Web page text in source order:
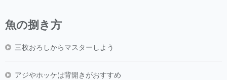
魚の捌き方
三枚おろしからマスターしよう
アジやホッケは背開きがおすすめ